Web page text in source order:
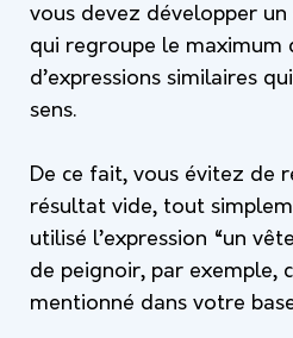
vous devez développer un
qui regroupe le maximum
d’expressions similaires
sens.
De ce fait, vous évitez de
résultat vide, tout
utilisé l’expression “un
de peignoir, par exemple,
mentionné dans votre